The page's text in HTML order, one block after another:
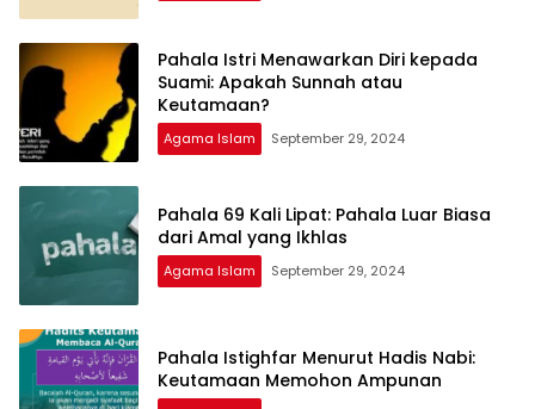
Pahala Istri Menawarkan Diri kepada
Suami: Apakah Sunnah atau
Keutamaan?
Agama Islam September 29, 2024
Pahala 69 Kali Lipat: Pahala Luar Biasa
dari Amal yang Ikhlas
Agama Islam September 29, 2024
Pahala Istighfar Menurut Hadis Nabi:
Keutamaan Memohon Ampunan